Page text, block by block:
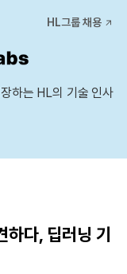
HL그룹 채용
하는 HL의 기술 인사
하다, 딥러닝 기